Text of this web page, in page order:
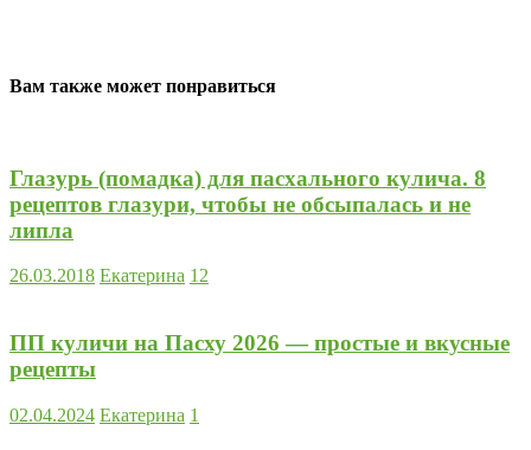
Вам также может понравиться
Глазурь (помадка) для пасхального кулича. 8
рецептов глазури, чтобы не обсыпалась и не
липла
26.03.2018 Екатерина 12
ПП куличи на Пасху 2026 — простые и вкусные
рецепты
02.04.2024 Екатерина 1